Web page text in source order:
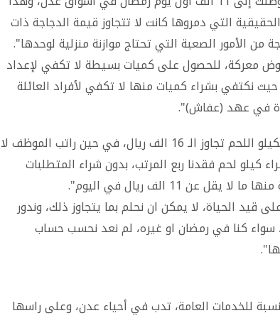
التي دمروها كانت لا تتجاوز قيمة الدجاجة ذات
معركة، للحصول على كميات بسيطة لا تكفي لإعداد
نكتفي بشراء كميات منها لا تكفي لأفراد العائلة
في عهد (عفاش)".
من جانبها تقول "رضية" (ربة بيت)، من يصدق ان الكيلو اللحم تجاوز الـ 16 الف ريال، في حين راتب الموظف لا
كيلو لحم فقدنا ربع المرتب، بدون شراء المتطلبات
11 الف ريال في اليوم".
قيد الحياة، لا يمكن ان نحلم بما يتجاوز ذلك، وندور
سواء كنا في رمضان او غيره، لم نعد نحسب حساب
للخدمات العامة، تدب في أحياء عدن، وعلى راسها